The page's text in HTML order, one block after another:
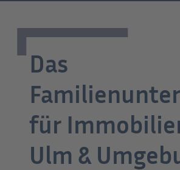
Das
für
Ulm &